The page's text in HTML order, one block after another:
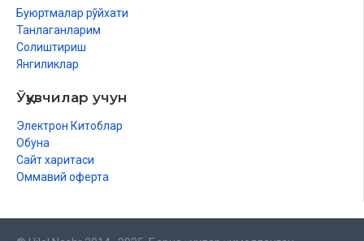
Буюртмалар рўйхати
Танлаганларим
Солиштириш
Янгиликлар
Ўқувчилар учун
Электрон Китоблар
Обуна
Сайт харитаси
Оммавий оферта